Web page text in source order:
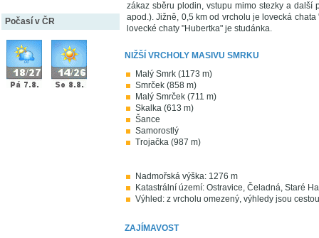
Počasí v ČR
zákaz sběru plodin, vstupu mimo stezky a
apod.). Jižně, 0,5 km od vrcholu je lovecká
lovecké chaty "Hubertka" je studánka.
NIŽŠÍ VRCHOLY MASIVU SMRKU
Malý Smrk (1173 m)
Smrček (858 m)
Malý Smrček (711 m)
Skalka (613 m)
Šance
Samorostlý
Trojačka (987 m)
Nadmořská výška: 1276 m
Katastrální území: Ostravice, Čeladná, Staré
Výhled: z vrcholu omezený, výhledy jsou
ZAJÍMAVOST